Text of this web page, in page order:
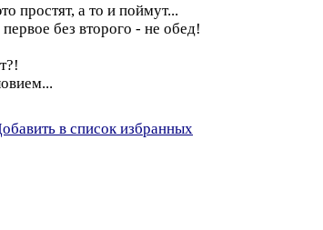
простят, а то и поймут...
без второго - не обед!
в список избранных